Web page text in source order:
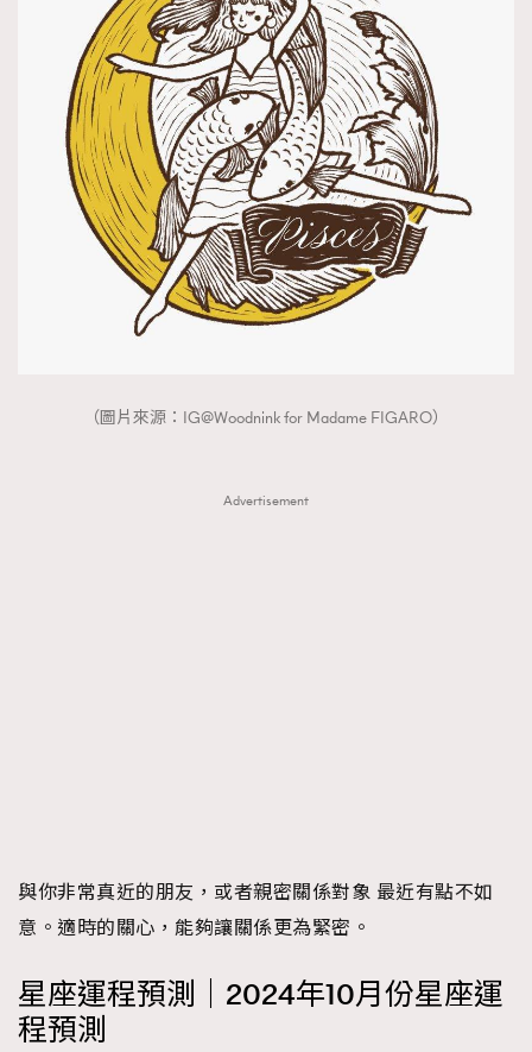
（圖片來源：IG@Woodnink for Madame FIGARO）
Advertisement
與你非常真近的朋友，或者親密關係對象 最近有點不如
意。適時的關心，能夠讓關係更為緊密。
星座運程預測｜2024年10月份星座運
程預測